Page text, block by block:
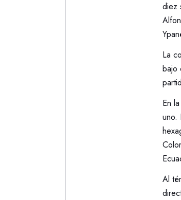
diez
La
bajo
En
uno.
Al